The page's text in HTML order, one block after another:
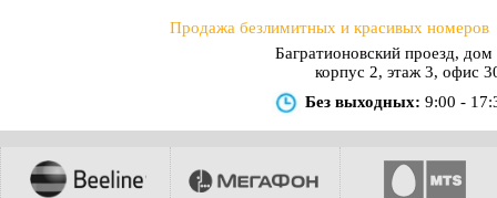
Продажа безлимитных и красивых номеров
Багратионовский проезд, дом
корпус 2, этаж 3, офис
Без выходных: 9:00 -